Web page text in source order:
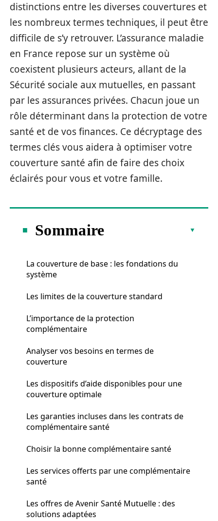
distinctions entre les diverses couvertures et
les nombreux termes techniques, il peut être
difficile de s’y retrouver. L’assurance maladie
en France repose sur un système où
coexistent plusieurs acteurs, allant de la
Sécurité sociale aux mutuelles, en passant
par les assurances privées. Chacun joue un
rôle déterminant dans la protection de votre
santé et de vos finances. Ce décryptage des
termes clés vous aidera à optimiser votre
couverture santé afin de faire des choix
éclairés pour vous et votre famille.
Sommaire
La couverture de base : les fondations du
système
Les limites de la couverture standard
L’importance de la protection
complémentaire
Analyser vos besoins en termes de
couverture
Les dispositifs d’aide disponibles pour une
couverture optimale
Les garanties incluses dans les contrats de
complémentaire santé
Choisir la bonne complémentaire santé
Les services offerts par une complémentaire
santé
Les offres de Avenir Santé Mutuelle : des
solutions adaptées